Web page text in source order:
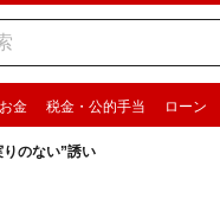
金 税金・公的手当 ローン
のない”誘い